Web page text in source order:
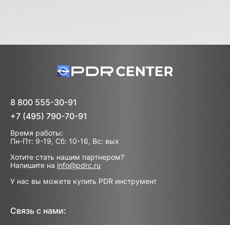
8 800 555-30-91
+7 (495) 790-70-91
Время работы:
Пн-Пт: 9-19, Сб: 10-16, Вс: вых
Хотите стать нашим партнером?
Напишите на info@pdrc.ru
У нас вы можете купить PDR инструмент
Связь с нами: